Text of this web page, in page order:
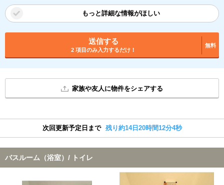
もっと詳細な情報がほしい
送信する
2 項目のみ入力するだけ！
無料
家族や友人に物件をシェアする
次回更新予定日まで 残り約14日20時間12分3秒
バスルーム（浴室）/ トイレ